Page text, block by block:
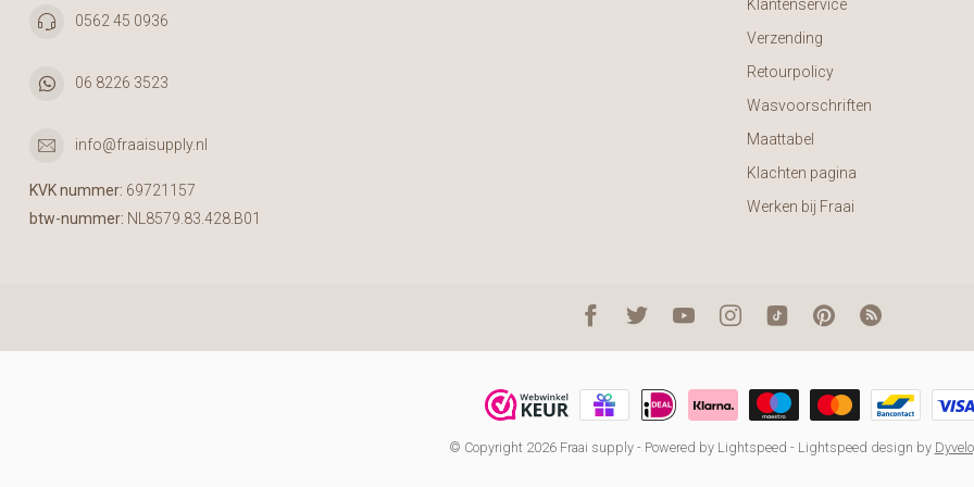
0562 45 0936
06 8226 3523
info@fraaisupply.nl
KVK nummer: 69721157
btw-nummer: NL8579.83.428.B01
Klantenservice
Verzending
Retourpolicy
Wasvoorschriften
Maattabel
Klachten pagina
Werken bij Fraai
© Copyright 2026 Fraai supply- Powered by Lightspeed - Lightspeed design by